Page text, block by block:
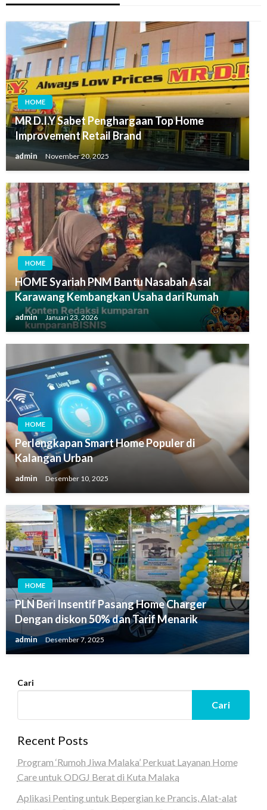
HOME
MR D.I.Y Sabet Penghargaan Top Home
Improvement Retail Brand
admin November 20, 2025
HOME
HOME Syariah PNM Bantu Nasabah Asal
Karawang Kembangkan Usaha dari Rumah
admin Januari 23, 2026
HOME
Perlengkapan Smart Home Populer di
Kalangan Urban
admin Desember 10, 2025
HOME
PLN Beri Insentif Pasang Home Charger
Dengan diskon 50% dan Tarif Menarik
admin Desember 7, 2025
Cari
Cari
Recent Posts
Program ‘Rumoh Jiwa Malaka’ Perkuat Layanan Home
Care untuk ODGJ Berat di Kuta Malaka
Aplikasi Penting untuk Bepergian ke Prancis, Alat-alat